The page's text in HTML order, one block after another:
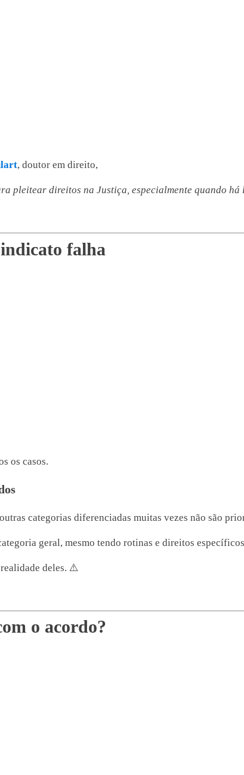
, doutor em direito,
pleitear direitos na Justiça, especialmente quando há
falha
os casos.
categorias diferenciadas muitas vezes não são
geral, mesmo tendo rotinas e direitos
deles. ⚠️
o acordo?